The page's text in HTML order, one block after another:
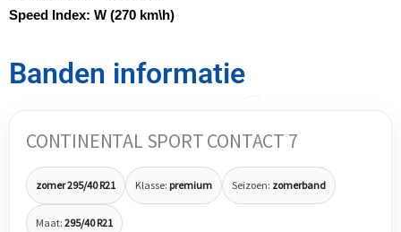
Speed Index: W (270 km\h)
Banden informatie
CONTINENTAL SPORT CONTACT 7
zomer 295/40 R21 Klasse: premium Seizoen: zomerband
Maat: 295/40 R21